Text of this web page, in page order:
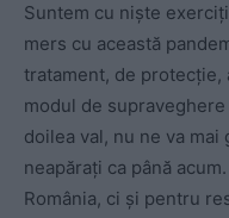
Suntem cu niște
mers cu această
tratament, de protecție,
modul de
doilea val, nu ne va
neapărați ca până
România, ci și pentru